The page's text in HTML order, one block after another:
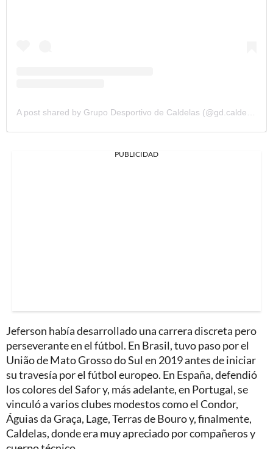
A post shared by Grupo Desportivo de Caldelas (@gd.caldelas)
PUBLICIDAD
Jeferson había desarrollado una carrera discreta pero
perseverante en el fútbol. En Brasil, tuvo paso por el
União de Mato Grosso do Sul en 2019 antes de iniciar
su travesía por el fútbol europeo. En España, defendió
los colores del Safor y, más adelante, en Portugal, se
vinculó a varios clubes modestos como el Condor,
Águias da Graça, Lage, Terras de Bouro y, finalmente,
Caldelas, donde era muy apreciado por compañeros y